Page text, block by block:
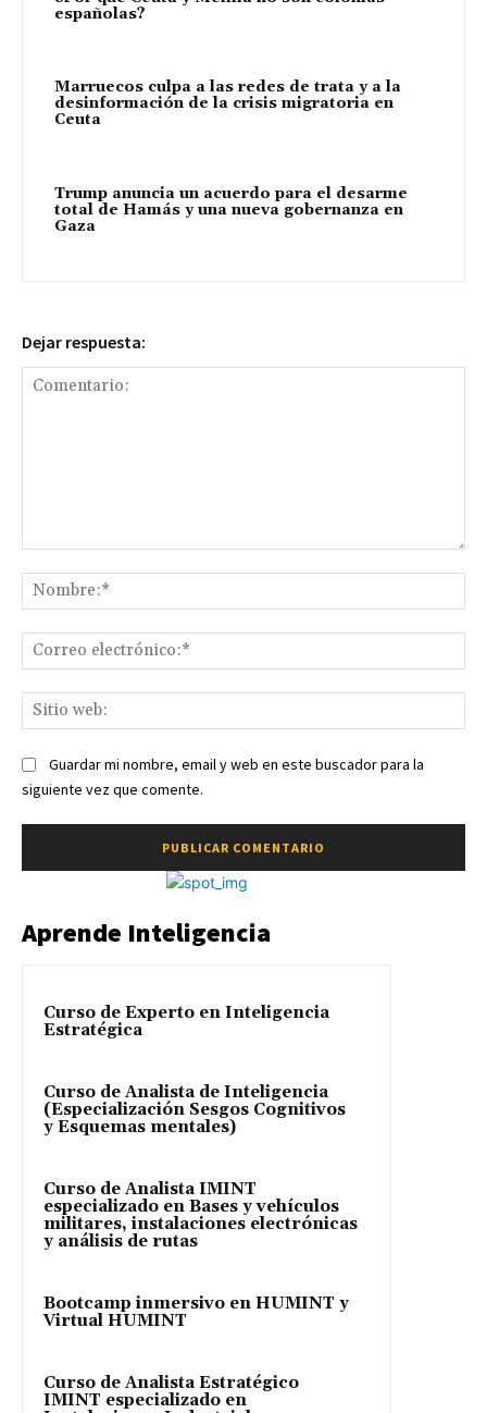
españolas?
Marruecos culpa a las redes de trata y a la
desinformación de la crisis migratoria en
Ceuta
Trump anuncia un acuerdo para el desarme
total de Hamás y una nueva gobernanza en
Gaza
Dejar respuesta:
Guardar mi nombre, email y web en este buscador para la
siguiente vez que comente.
Aprende Inteligencia
Curso de Experto en Inteligencia
Estratégica
Curso de Analista de Inteligencia
(Especialización Sesgos Cognitivos
y Esquemas mentales)
Curso de Analista IMINT
especializado en Bases y vehículos
militares, instalaciones electrónicas
y análisis de rutas
Bootcamp inmersivo en HUMINT y
Virtual HUMINT
Curso de Analista Estratégico
IMINT especializado en